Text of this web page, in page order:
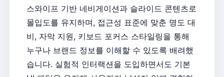
스와이프 기반 네비게이션과 슬라이드 콘텐츠로
몰입도를 유지하며, 접근성 표준에 맞춘 명도 대
비, 자막 지원, 키보드 포커스 스타일링을 통해
누구나 브랜드 정보를 이해할 수 있도록 배려했
습니다. 실험적 인터랙션을 도입하면서도 기본